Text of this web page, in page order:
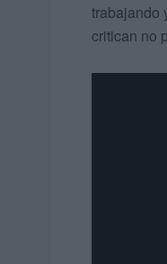
trabajando
critican no